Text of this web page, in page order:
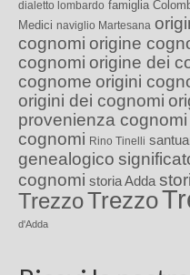
dialetto lombardo famiglia
Medici naviglio Martesana
cognomi origine
cognomi origine dei
cognome origini
origini dei cognomi
provenienza cognomi
cognomi Rino Tinelli
genealogico
cognomi storia Adda
TrezzoTrezzo
d'Adda